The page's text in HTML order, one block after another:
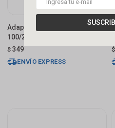
Adaptador Cono Reductor
100/200 Pvc
$ 349
ENVÍO EXPRESS
$